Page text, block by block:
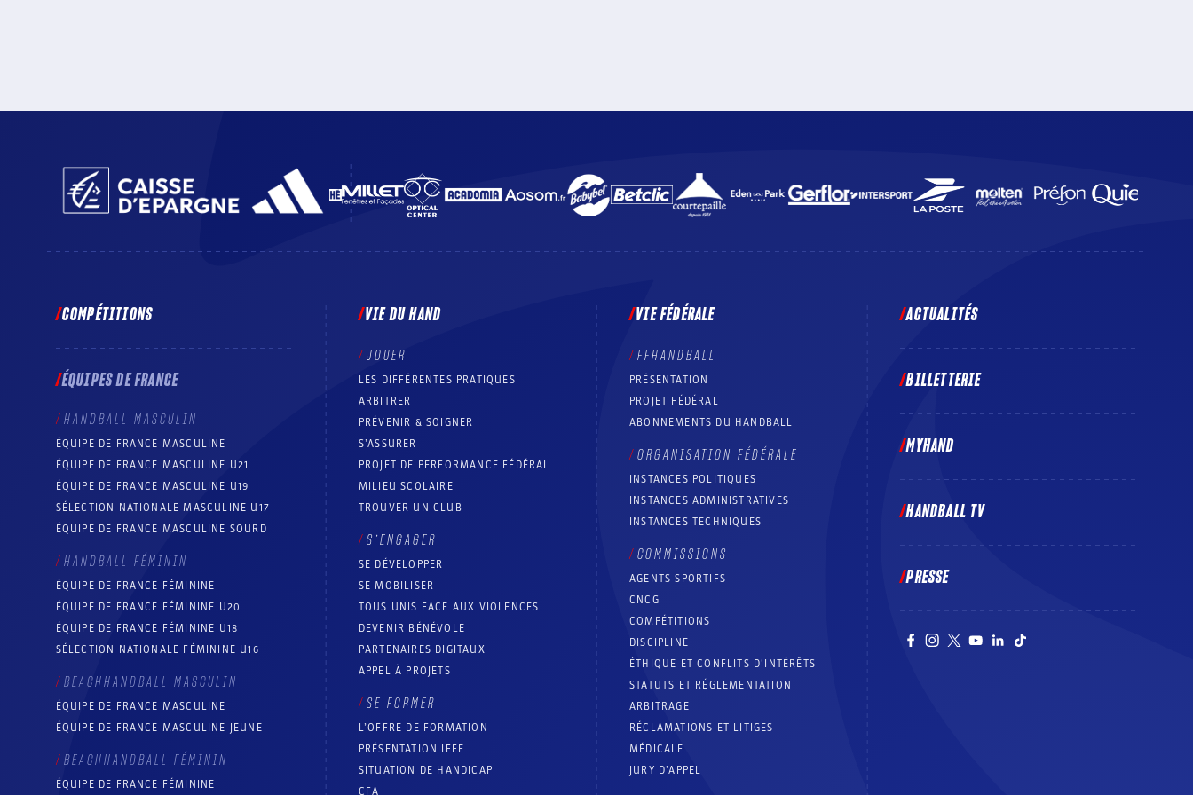
COMPÉTITIONS
ÉQUIPES DE FRANCE
HANDBALL MASCULIN
ÉQUIPE DE FRANCE MASCULINE
ÉQUIPE DE FRANCE MASCULINE U21
ÉQUIPE DE FRANCE MASCULINE U19
SÉLECTION NATIONALE MASCULINE U17
ÉQUIPE DE FRANCE MASCULINE SOURD
HANDBALL FÉMININ
ÉQUIPE DE FRANCE FÉMININE
ÉQUIPE DE FRANCE FÉMININE U20
ÉQUIPE DE FRANCE FÉMININE U18
SÉLECTION NATIONALE FÉMININE U16
BEACHHANDBALL MASCULIN
ÉQUIPE DE FRANCE MASCULINE
ÉQUIPE DE FRANCE MASCULINE JEUNE
BEACHHANDBALL FÉMININ
ÉQUIPE DE FRANCE FÉMININE
VIE DU HAND
JOUER
LES DIFFÉRENTES PRATIQUES
ARBITRER
PRÉVENIR & SOIGNER
S’ASSURER
PROJET DE PERFORMANCE FÉDÉRAL
MILIEU SCOLAIRE
TROUVER UN CLUB
S’ENGAGER
SE DÉVELOPPER
SE MOBILISER
TOUS UNIS FACE AUX VIOLENCES
DEVENIR BÉNÉVOLE
PARTENAIRES DIGITAUX
APPEL À PROJETS
SE FORMER
L’OFFRE DE FORMATION
PRÉSENTATION IFFE
SITUATION DE HANDICAP
CFA
VIE FÉDÉRALE
FFHANDBALL
PRÉSENTATION
PROJET FÉDÉRAL
ABONNEMENTS DU HANDBALL
ORGANISATION FÉDÉRALE
INSTANCES POLITIQUES
INSTANCES ADMINISTRATIVES
INSTANCES TECHNIQUES
COMMISSIONS
AGENTS SPORTIFS
CNCG
COMPÉTITIONS
DISCIPLINE
ÉTHIQUE ET CONFLITS D'INTÉRÊTS
STATUTS ET RÉGLEMENTATION
ARBITRAGE
RÉCLAMATIONS ET LITIGES
MÉDICALE
JURY D’APPEL
ACTUALITÉS
BILLETTERIE
MYHAND
HANDBALL TV
PRESSE